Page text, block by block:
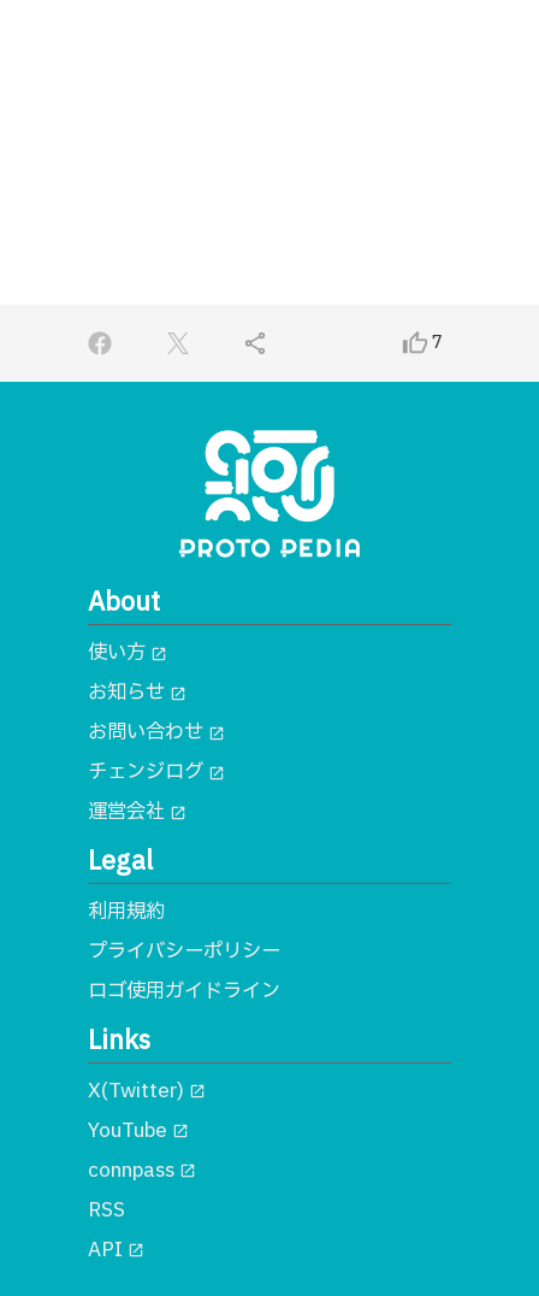
share thumb_up_alt7
About
使い方 open_in_new
お知らせ open_in_new
お問い合わせ open_in_new
チェンジログ open_in_new
運営会社 open_in_new
Legal
利用規約
プライバシーポリシー
ロゴ使用ガイドライン
Links
X(Twitter) open_in_new
YouTube open_in_new
connpass open_in_new
RSS
API open_in_new